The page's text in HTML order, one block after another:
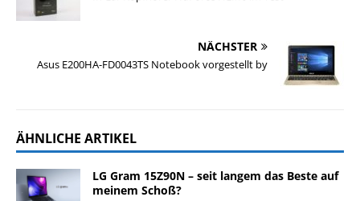
NÄCHSTER
Asus E200HA-FD0043TS Notebook vorgestellt by
ÄHNLICHE ARTIKEL
LG Gram 15Z90N – seit langem das Beste auf
meinem Schoß?